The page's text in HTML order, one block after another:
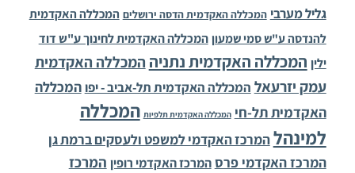
גליל מערבי המכללה האקדמית הדסה ירושלים המכללה האקדמית
להנדסה ע"ש סמי שמעון המכללה האקדמית לחינוך ע"ש דוד
ילין המכללה האקדמית נתניה המכללה האקדמית
עמק יזרעאל המכללה האקדמית תל-אביב - יפו המכללה
האקדמית תל-חי המכללה האקדמית תלפיות המכללה
למינהלהמרכז האקדמי למשפט ולעסקים ברמת גן
המרכז האקדמי פרס המרכז האקדמי רופין המרכז